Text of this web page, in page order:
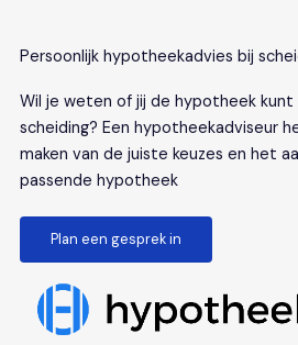
Persoonlijk hypotheekadvies bij
Wil je weten of jij de hypotheek kunt
scheiding? Een hypotheekadviseur
maken van de juiste keuzes en het
passende hypotheek
Plan een gesprek in